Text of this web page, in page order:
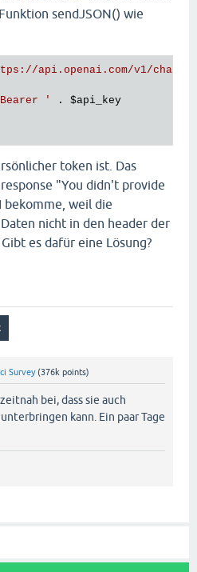
sendJSON() wie
api.openai.com/v1/chat/
' . $api_key
token ist. Das
"You didn't provide
bekomme, weil die
nicht in den header der
es dafür eine Lösung?
Survey (376k points)
bei, dass sie auch
kann. Ein paar Tage